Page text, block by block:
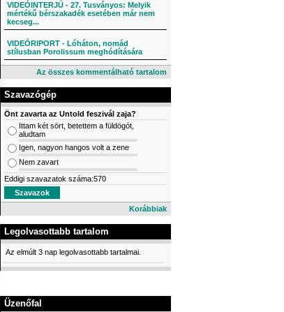
VIDEÓINTERJÚ - 27. Tusványos: Melyik
mértékű bérszakadék esetében már nem
kecseg...
VIDEÓRIPORT - Lóháton, nomád
stílusban Porolissum meghódítására
Az összes kommentálható tartalom
Szavazógép
Önt zavarta az Untold feszivál zaja?
Ittam két sört, betettem a füldögót,
aludtam
Igen, nagyon hangos volt a zene
Nem zavart
Eddigi szavazatok száma:570
Korábbiak
Legolvasottabb tartalom
Az elmúlt 3 nap legolvasottabb tartalmai.
Üzenőfal